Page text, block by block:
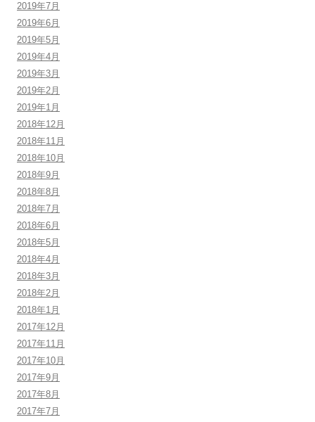
2019年7月
2019年6月
2019年5月
2019年4月
2019年3月
2019年2月
2019年1月
2018年12月
2018年11月
2018年10月
2018年9月
2018年8月
2018年7月
2018年6月
2018年5月
2018年4月
2018年3月
2018年2月
2018年1月
2017年12月
2017年11月
2017年10月
2017年9月
2017年8月
2017年7月